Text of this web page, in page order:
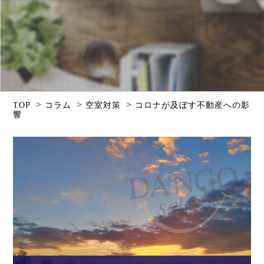
TOP > コラム > 空室対策 > コロナが及ぼす不動産への影
響